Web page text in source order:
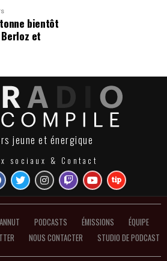
bientôt
et
jeune et énergique
sociaux & Contact
PODCASTS ÉMISSIONS
ÉQUIPE
NOUS CONTACTER STUDIO DE PODCAST